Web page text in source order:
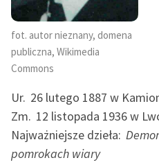
Ręce pełne poezji
Kolekcje edukacyjne
twórców przechodzących
do domeny publicznej,
Starego Testamentu
Odkurzamy bohaterów
Szkoła Poezji Wolnych
fot. autor nieznany, domena
publiczna, Wikimedia
Commons
Ur. 26 lutego 1887 w
Zm. 12 listopada 1936 w
Najważniejsze dzieła:
pomrokach wiary